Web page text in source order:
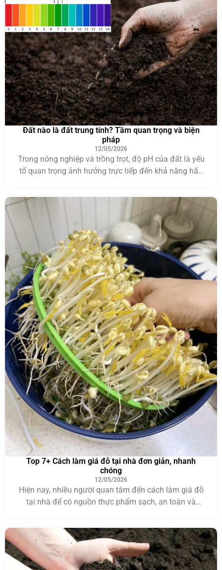
mỗi phương […]
Đất nào là đất trung tính? Tầm quan trọng và biện
pháp
12/05/2026
Trong nông nghiệp và trồng trọt, độ pH của đất là yếu
tố quan trọng ảnh hưởng trực tiếp đến khả năng hấp
nhiều người thường thắc mắc đất nào là đất trung tính
và loại đất này có đặc điểm gì nổi […]
Top 7+ Cách làm giá đỗ tại nhà đơn giản, nhanh
chóng
12/05/2026
Hiện nay, nhiều người quan tâm đến cách làm giá đỗ
tại nhà để có nguồn thực phẩm sạch, an toàn và
chất, thường xuất hiện trong nhiều món ăn hằng ngày.
Thay vì mua […]